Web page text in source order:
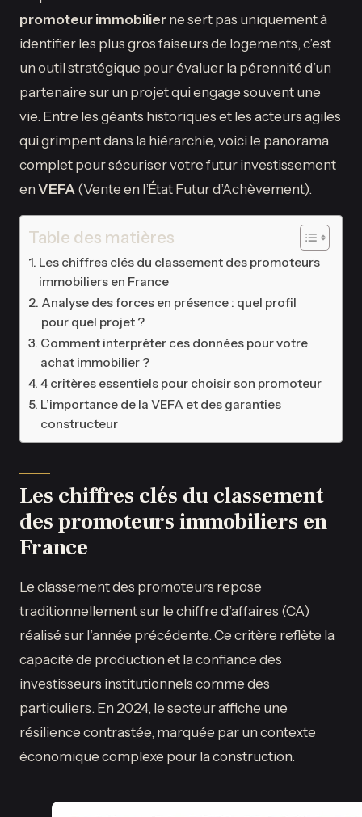
promoteur immobilierne sert pas uniquement à
identifier les plus gros faiseurs de logements, c’est
un outil stratégique pour évaluer la pérennité d’un
partenaire sur un projet qui engage souvent une
vie. Entre les géants historiques et les acteurs agiles
qui grimpent dans la hiérarchie, voici le panorama
complet pour sécuriser votre futur investissement
enVEFA (Vente en l’État Futur d’Achèvement).
Table des matières
Les chiffres clés du classement des promoteurs
immobiliers en France
Analyse des forces en présence : quel profil
pour quel projet ?
Comment interpréter ces données pour votre
achat immobilier ?
4 critères essentiels pour choisir son promoteur
L’importance de la VEFA et des garanties
constructeur
Les chiffres clés du classement
des promoteurs immobiliers en
France
Le classement des promoteurs repose
traditionnellement sur le chiffre d’affaires (CA)
réalisé sur l’année précédente. Ce critère reflète la
capacité de production et la confiance des
investisseurs institutionnels comme des
particuliers. En 2024, le secteur affiche une
résilience contrastée, marquée par un contexte
économique complexe pour la construction.